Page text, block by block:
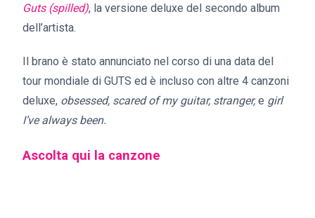
Guts (spilled), la versione deluxe del secondo album
dell’artista.
Il brano è stato annunciato nel corso di una data del
tour mondiale di GUTS ed è incluso con altre 4 canzoni
deluxe, obsessed, scared of my guitar, stranger,e girl
I’ve always been.
Ascolta qui la canzone